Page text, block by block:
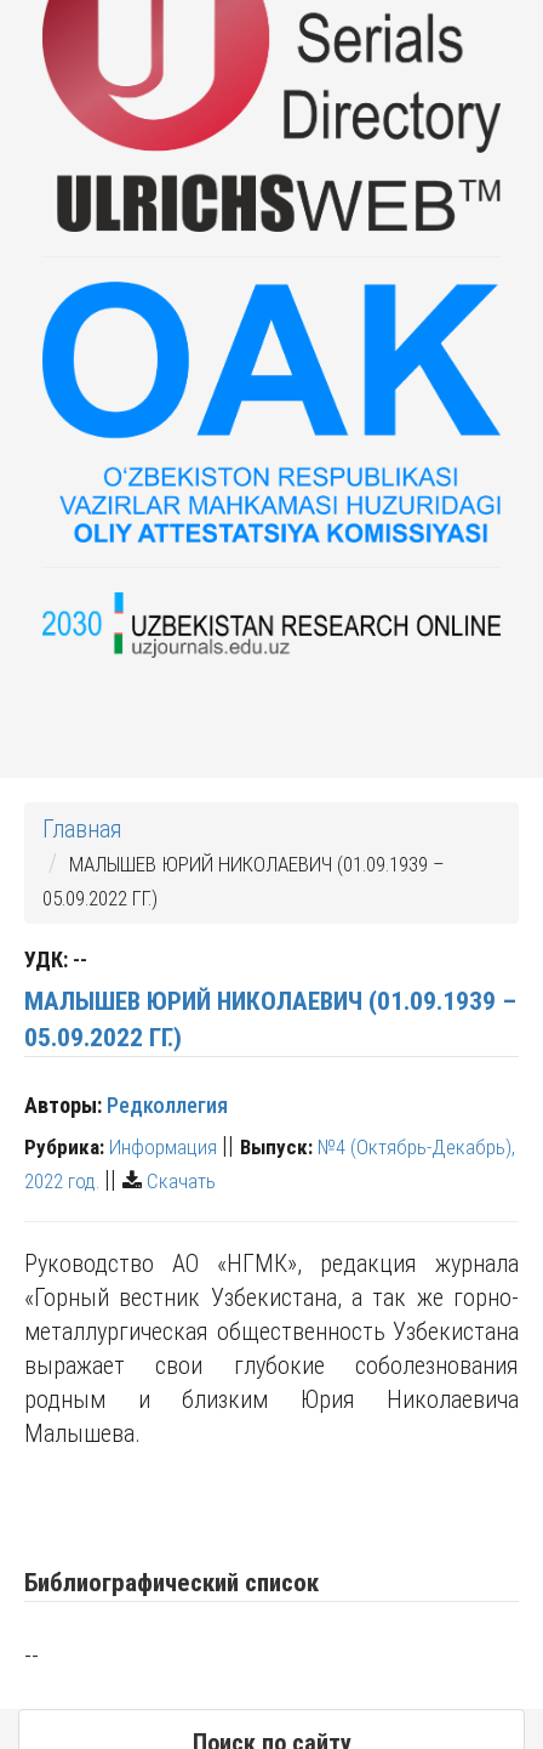
Главная
МАЛЫШЕВ ЮРИЙ НИКОЛАЕВИЧ (01.09.1939 –
05.09.2022 ГГ.)
УДК: --
МАЛЫШЕВ ЮРИЙ НИКОЛАЕВИЧ (01.09.1939 –
05.09.2022 ГГ.)
Авторы: Редколлегия
Рубрика: Информация || Выпуск: №4 (Октябрь-Декабрь),
2022 год. || Скачать
Руководство АО «НГМК», редакция журнала
«Горный вестник Узбекистана, а так же горно-
металлургическая общественность Узбекистана
выражает свои глубокие соболезнования
родным и близким Юрия Николаевича
Малышева.
Библиографический список
--